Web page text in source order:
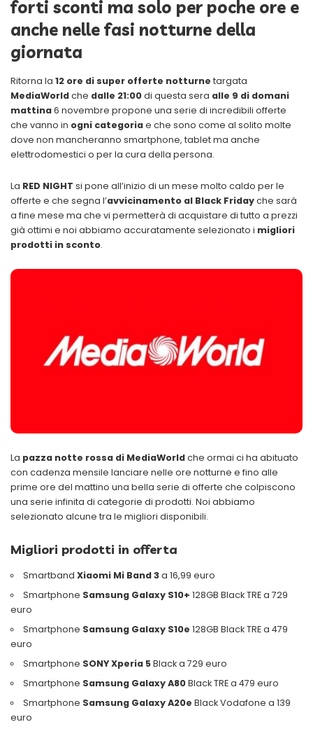
forti sconti ma solo per poche ore e
anche nelle fasi notturne della
giornata
Ritorna la 12 ore di super offerte notturne targata
MediaWorldche dalle 21:00di questa sera alle 9 di domani
mattina6 novembre propone una serie di incredibili offerte
che vanno in ogni categoriae che sono come al solito molte
dove non mancheranno smartphone, tablet ma anche
elettrodomestici o per la cura della persona.
La RED NIGHT si pone all’inizio di un mese molto caldo per le
offerte e che segna l’avvicinamento al Black Fridayche sarà
a fine mese ma che vi permetterà di acquistare di tutto a prezzi
già ottimi e noi abbiamo accuratamente selezionato i migliori
prodotti in sconto.
La pazza notte rossa di MediaWorldche ormai ci ha abituato
con cadenza mensile lanciare nelle ore notturne e fino alle
prime ore del mattino una bella serie di offerte che colpiscono
una serie infinita di categorie di prodotti. Noi abbiamo
selezionato alcune tra le migliori disponibili.
Migliori prodotti in offerta
Smartband Xiaomi Mi Band 3a 16,99 euro
Smartphone Samsung Galaxy S10+ 128GB Black TRE a 729
euro
Smartphone Samsung Galaxy S10e 128GB Black TRE a 479
euro
Smartphone SONY Xperia 5Black a 729 euro
Smartphone Samsung Galaxy A80Black TRE a 479 euro
Smartphone Samsung Galaxy A20e Black Vodafone a 139
euro